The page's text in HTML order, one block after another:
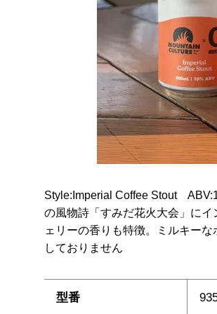
Style:Imperial Coffee Stout
の風物詩「すみだ花火大会」に
ェリーの香りも特徴。ミルキー
しておりません
型番